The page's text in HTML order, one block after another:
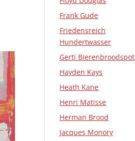
Frank Gude
Friedensreich
Hundertwasser
Gerti Bierenbroodspot
Hayden Kays
Heath Kane
Henri Matisse
Herman Brood
Jacques Monory